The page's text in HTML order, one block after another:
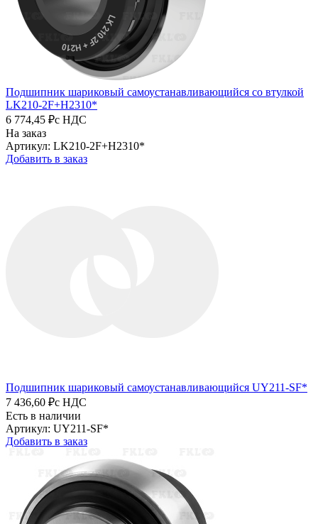
Подшипник шариковый самоустанавливающийся со втулкой
LK210-2F+H2310*
6 774,45 ₽с НДС
На заказ
Артикул: LK210-2F+H2310*
Добавить в заказ
Подшипник шариковый самоустанавливающийся UY211-SF*
7 436,60 ₽с НДС
Есть в наличии
Артикул: UY211-SF*
Добавить в заказ